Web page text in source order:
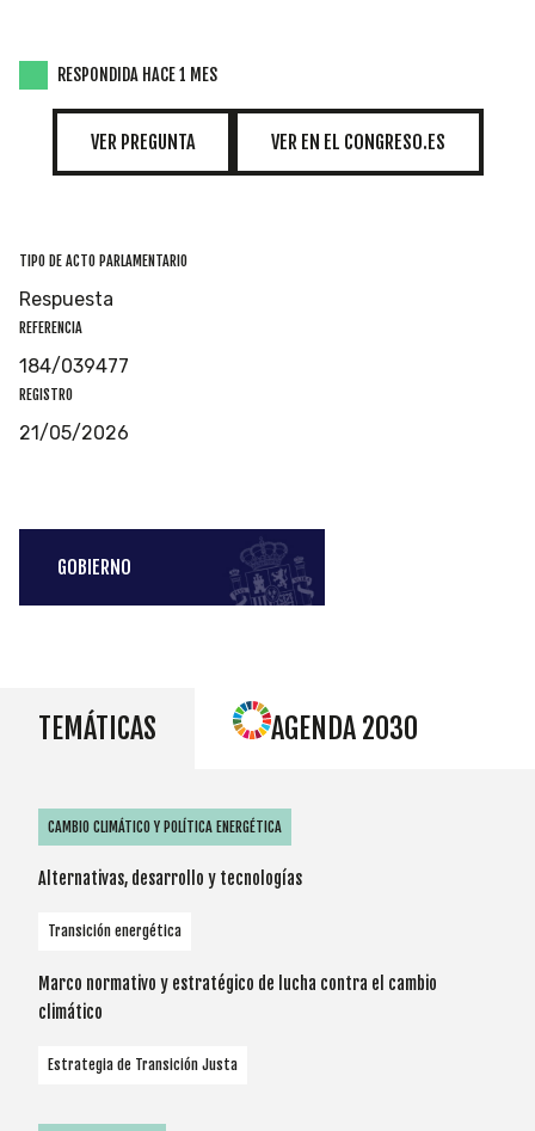
RESPONDIDA HACE 1 MES
VER PREGUNTA VER EN EL CONGRESO.ES
TIPO DE ACTO PARLAMENTARIO
Respuesta
REFERENCIA
184/039477
REGISTRO
21/05/2026
GOBIERNO
TEMÁTICAS AGENDA 2030
CAMBIO CLIMÁTICO Y POLÍTICA ENERGÉTICA
Alternativas, desarrollo y tecnologías
Transición energética
Marco normativo y estratégico de lucha contra el cambio
climático
Estrategia de Transición Justa